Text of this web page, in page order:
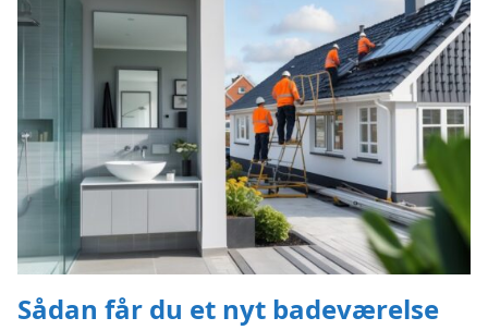
Sådan får du et nyt badeværelse